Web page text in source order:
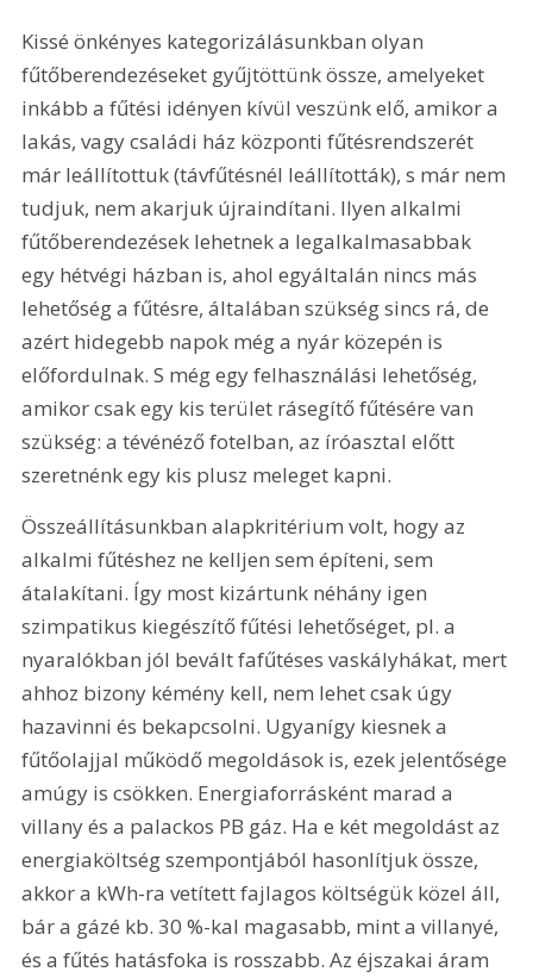
Kissé önkényes kategorizálásunkban olyan
fűtőberendezéseket gyűjtöttünk össze, amelyeket
inkább a fűtési idényen kívül veszünk elő, amikor a
lakás, vagy családi ház központi fűtésrendszerét
már leállítottuk (távfűtésnél leállították), s már nem
tudjuk, nem akarjuk újraindítani. Ilyen alkalmi
fűtőberendezések lehetnek a legalkalmasabbak
egy hétvégi házban is, ahol egyáltalán nincs más
lehetőség a fűtésre, általában szükség sincs rá, de
azért hidegebb napok még a nyár közepén is
előfordulnak. S még egy felhasználási lehetőség,
amikor csak egy kis terület rásegítő fűtésére van
szükség: a tévénéző fotelban, az íróasztal előtt
szeretnénk egy kis plusz meleget kapni.
Összeállításunkban alapkritérium volt, hogy az
alkalmi fűtéshez ne kelljen sem építeni, sem
átalakítani. Így most kizártunk néhány igen
szimpatikus kiegészítő fűtési lehetőséget, pl. a
nyaralókban jól bevált fafűtéses vaskályhákat, mert
ahhoz bizony kémény kell, nem lehet csak úgy
hazavinni és bekapcsolni. Ugyanígy kiesnek a
fűtőolajjal működő megoldások is, ezek jelentősége
amúgy is csökken. Energiaforrásként marad a
villany és a palackos PB gáz. Ha e két megoldást az
energiaköltség szempontjából hasonlítjuk össze,
akkor a kWh-ra vetített fajlagos költségük közel áll,
bár a gázé kb. 30 %-kal magasabb, mint a villanyé,
és a fűtés hatásfoka is rosszabb. Az éjszakai áram